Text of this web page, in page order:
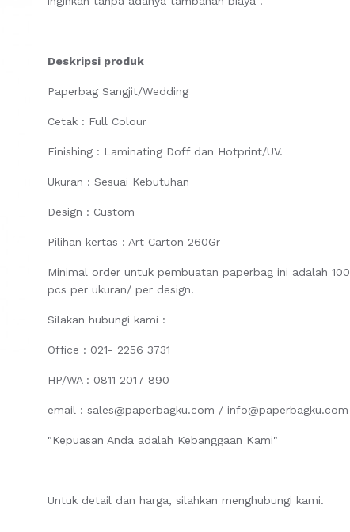
Deskripsi produk
Paperbag Sangjit/Wedding
Cetak : Full Colour
Finishing : Laminating Doff dan Hotprint/UV.
Ukuran : Sesuai Kebutuhan
Design : Custom
Pilihan kertas : Art Carton 260Gr
Minimal order untuk pembuatan paperbag ini adalah 100
pcs per ukuran/ per design.
Silakan hubungi kami :
Office : 021- 2256 3731
HP/WA : 0811 2017 890
email : sales@paperbagku.com / info@paperbagku.com
"Kepuasan Anda adalah Kebanggaan Kami"
Untuk detail dan harga, silahkan menghubungi kami.